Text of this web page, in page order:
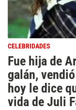
CELEBRIDADES
Fue hija de
galán,
hoy le dice
vida de Juli